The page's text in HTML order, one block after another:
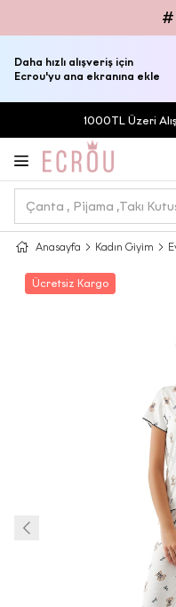
Daha hızlı alışveriş için
Ecrou'yu ana ekranına ekle
1000TL Üzeri
Anasayfa Kadın Giyim
Ücretsiz Kargo